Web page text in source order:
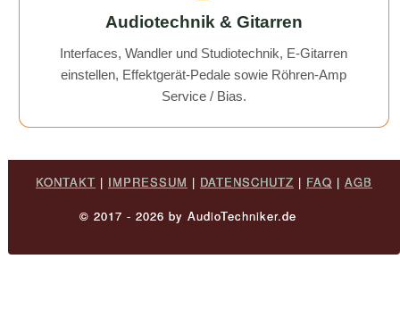
Audiotechnik & Gitarren
Interfaces, Wandler und Studiotechnik, E-Gitarren
einstellen, Effektgerät-Pedale sowie Röhren-Amp
Service / Bias.
KONTAKT | IMPRESSUM | DATENSCHUTZ | FAQ | AGB
© 2017 - 2026 by AudioTechniker.de